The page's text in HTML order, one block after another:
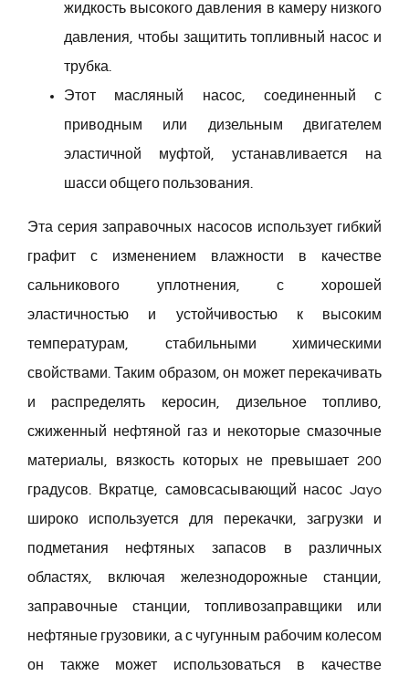
жидкость высокого давления в камеру низкого
давления, чтобы защитить топливный насос и
трубка.
Этот масляный насос, соединенный с
приводным или дизельным двигателем
эластичной муфтой, устанавливается на
шасси общего пользования.
Эта серия заправочных насосов использует гибкий
графит с изменением влажности в качестве
сальникового уплотнения, с хорошей
эластичностью и устойчивостью к высоким
температурам, стабильными химическими
свойствами. Таким образом, он может перекачивать
и распределять керосин, дизельное топливо,
сжиженный нефтяной газ и некоторые смазочные
материалы, вязкость которых не превышает 200
градусов. Вкратце, самовсасывающий насос Jayo
широко используется для перекачки, загрузки и
подметания нефтяных запасов в различных
областях, включая железнодорожные станции,
заправочные станции, топливозаправщики или
нефтяные грузовики, а с чугунным рабочим колесом
он также может использоваться в качестве